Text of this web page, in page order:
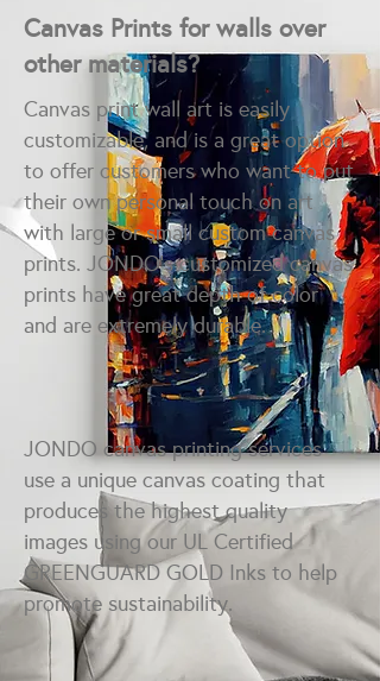
Canvas Prints for walls over
other materials?
Canvas print wall art is easily
customizable, and is a great option
to offer customers who want to put
their own personal touch on art
with large or small custom canvas
prints. JONDO’s customized canvas
prints have great depth of color
and are extremely durable.
JONDO canvas printing services
use a unique canvas coating that
produces the highest quality
images using our UL Certified
GREENGUARD GOLD Inks to help
promote sustainability.